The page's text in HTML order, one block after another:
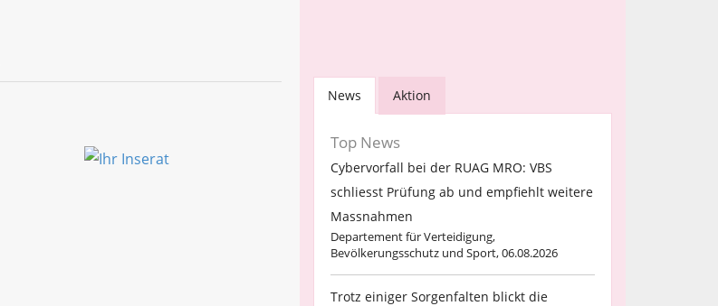
News Aktion
Top News
Cybervorfall bei der RUAG MRO: VBS
schliesst Prüfung ab und empfiehlt weitere
Massnahmen
Departement für Verteidigung,
Bevölkerungsschutz und Sport, 06.08.2026
Trotz einiger Sorgenfalten blickt die